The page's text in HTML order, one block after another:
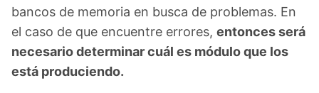
bancos de memoria en busca de problemas. En
el caso de que encuentre errores, entonces será
necesario determinar cuál es módulo que los
está produciendo.